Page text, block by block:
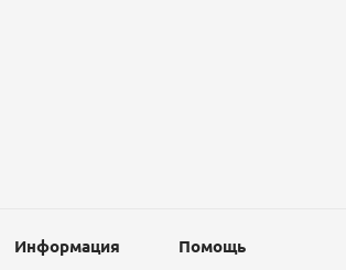
Информация Помощь